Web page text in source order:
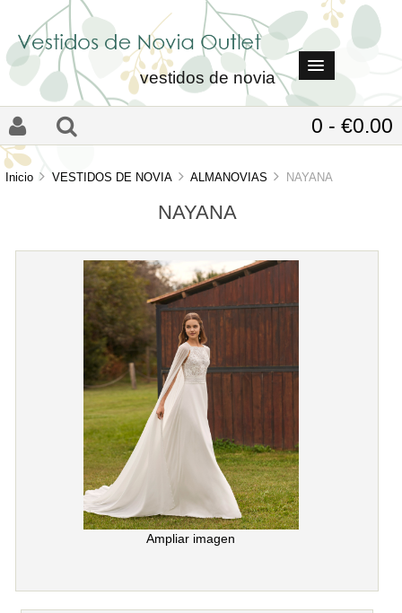
vestidos de novia
0 - €0.00
Inicio VESTIDOS DE NOVIA ALMANOVIAS NAYANA
NAYANA
Ampliar imagen